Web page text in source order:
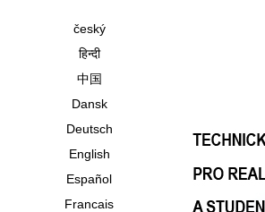
český
हिन्दी
中国
Dansk
Deutsch
English
Español
Francais